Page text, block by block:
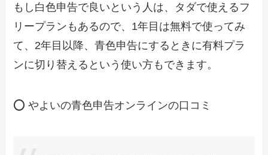
もし白色申告で良いという人は、タダで使えるフ
リープランもあるので、1年目は無料で使ってみ
て、2年目以降、青色申告にするときに有料プラ
ンに切り替えるという使い方もできます。
⭕ やよいの青色申告オンラインの口コミ